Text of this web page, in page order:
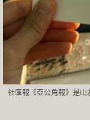
社區報《亞公角報》是山